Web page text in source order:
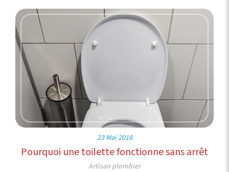
23 Mai 2018
Pourquoi une toilette fonctionne sans arrêt
Artisan plombier